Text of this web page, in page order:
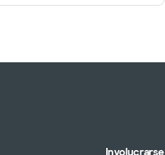
Involucrarse